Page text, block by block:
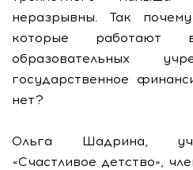
неразрывны. Так
которые работают в
образовательных
государственное
нет?
Ольга Шадрина,
«Счастливое детство»,